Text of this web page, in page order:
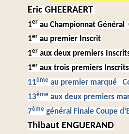
Eric GHEERAERT
1er au Championnat Général
1er au premier Inscrit
1er aux deux premiers
1er aux trois premiers Inscrits
11ème au premier marqué
13ème aux deux premiers
7ème général Finale Coupe
Thibaut ENGUERAND